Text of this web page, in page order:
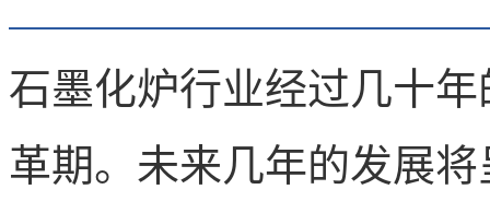
石墨化炉行业经过几十
革期。未来几年的发展